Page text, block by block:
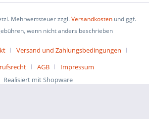
Mehrwertsteuer zzgl.Versandkosten und ggf.
wenn nicht anders beschrieben
Versand und Zahlungsbedingungen
AGB
Impressum
Realisiert mit Shopware